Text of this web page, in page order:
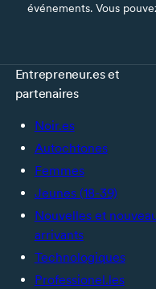
événements. Vous
Entrepreneur.es et
partenaires
Noir.es
Autochtones
Femmes
Jeunes (18-39)
Nouvelles et
arrivants
Technologiques
Professionel.les